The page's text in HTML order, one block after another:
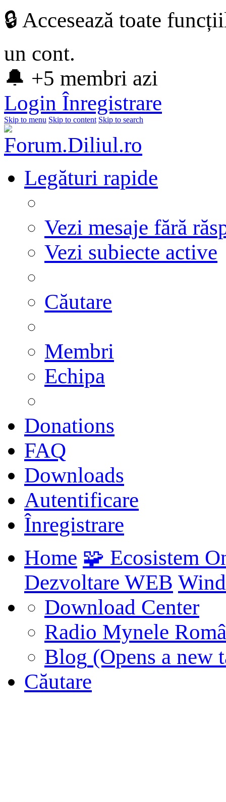
🔒 Accesează toate
un cont.
🔔 +5 membri azi
Login Înregistrare
Skip to menu Skip to content Skip to search
Legături rapide
Vezi mesaje fără
Vezi subiecte active
Căutare
Membri
Echipa
Donations
FAQ
Downloads
Autentificare
Înregistrare
Home 🧩 Ecosistem
Dezvoltare WEB
Download Center
Radio Mynele
Blog (Opens a new
Căutare